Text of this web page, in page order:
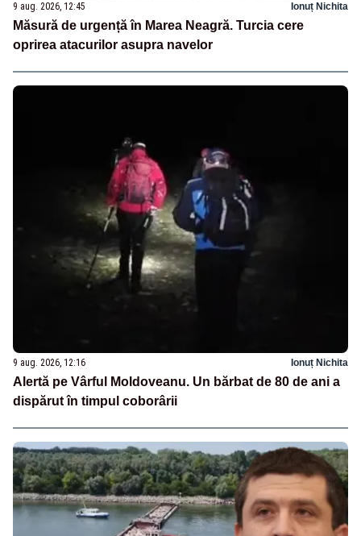
9 aug. 2026, 12:45 Ionuț Nichita
Măsură de urgență în Marea Neagră. Turcia cere
oprirea atacurilor asupra navelor
9 aug. 2026, 12:16 Ionuț Nichita
Alertă pe Vârful Moldoveanu. Un bărbat de 80 de ani a
dispărut în timpul coborârii